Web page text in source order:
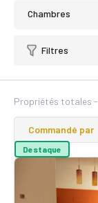
Chambres
Filtres
Propriétés totales -
Destaque